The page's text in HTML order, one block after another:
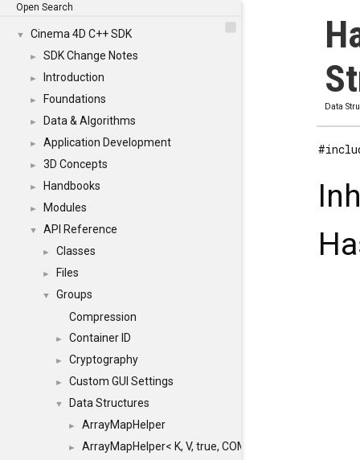
Open Search
▼ Cinema 4D C++ SDK
► SDK Change Notes
► Introduction
► Foundations
► Data & Algorithms
► Application Development
► 3D Concepts
► Handbooks
► Modules
▼ API Reference
► Classes
► Files
▼
Groups
Compression
► Container ID
► Cryptography
► Custom GUI Settings
▼ Data Structures
► ArrayMapHelper
► ArrayMapHelper< K, V, true, COMPARE, ARRAY >
Data